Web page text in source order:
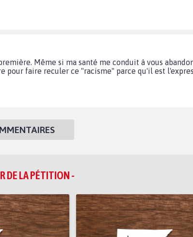
Même si ma santé me conduit à vous
faire reculer ce "racisme" parce qu'il est
DE LA PÉTITION -